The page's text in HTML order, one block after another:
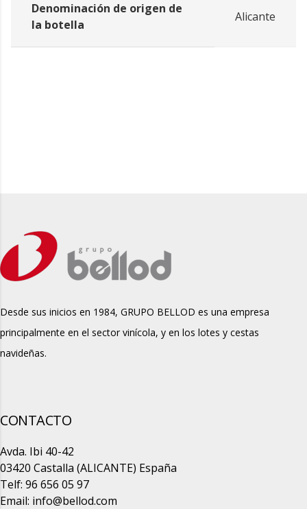
Denominación de origen de
la botella
Alicante
Desde sus inicios en 1984, GRUPO BELLOD es una empresa
principalmente en el sector vinícola, y en los lotes y cestas
navideñas.
CONTACTO
Avda. Ibi 40-42
03420 Castalla (ALICANTE) España
Telf: 96 656 05 97
Email: info@bellod.com